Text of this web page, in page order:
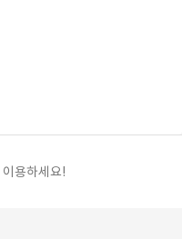
용하세요!